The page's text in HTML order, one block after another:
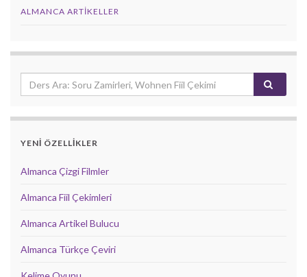
ALMANCA ARTIKELLER
YENİ ÖZELLİKLER
Almanca Çizgi Filmler
Almanca Fiil Çekimleri
Almanca Artikel Bulucu
Almanca Türkçe Çeviri